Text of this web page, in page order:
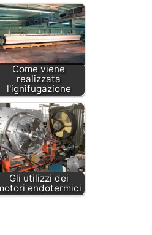
Come viene
realizzata
l'ignifugazione
Gli utilizzi dei
endotermici